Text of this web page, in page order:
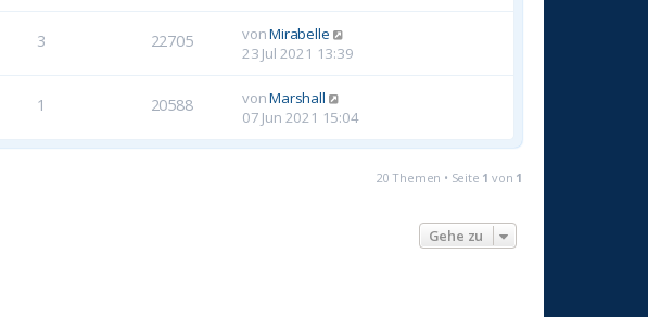
3 22705 vonMirabelle
23 Jul 2021 13:39
1 20588 vonMarshall
07 Jun 2021 15:04
20 Themen • Seite 1 von 1
Gehe zu